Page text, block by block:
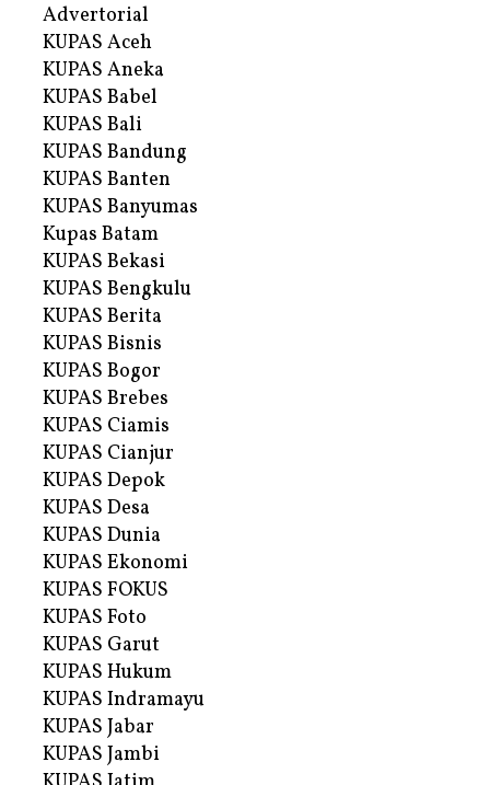
Advertorial
KUPAS Aceh
KUPAS Aneka
KUPAS Babel
KUPAS Bali
KUPAS Bandung
KUPAS Banten
KUPAS Banyumas
Kupas Batam
KUPAS Bekasi
KUPAS Bengkulu
KUPAS Berita
KUPAS Bisnis
KUPAS Bogor
KUPAS Brebes
KUPAS Ciamis
KUPAS Cianjur
KUPAS Depok
KUPAS Desa
KUPAS Dunia
KUPAS Ekonomi
KUPAS FOKUS
KUPAS Foto
KUPAS Garut
KUPAS Hukum
KUPAS Indramayu
KUPAS Jabar
KUPAS Jambi